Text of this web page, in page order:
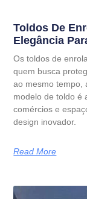
Toldos De
Elegância
Os toldos de
quem busca
ao mesmo tempo,
modelo de toldo é
comércios e
design inovador.
Read More